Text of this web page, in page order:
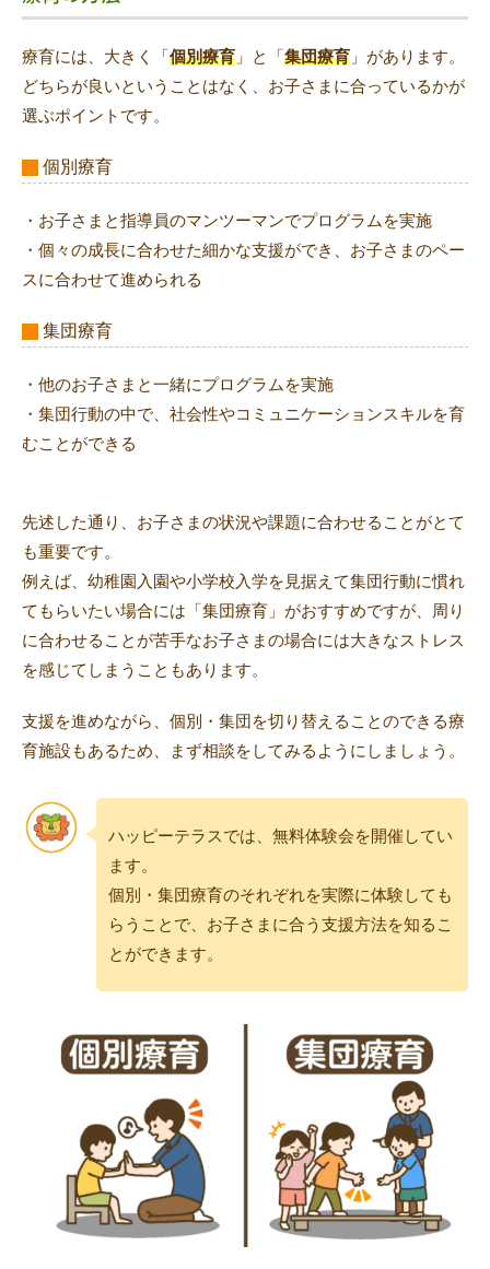
療育には、大きく「個別療育 」と「集団療育 」があります。
どちらが良いということはなく、お子さまに合っているかが
選ぶポイントです。
個別療育
・お子さまと指導員のマンツーマンでプログラムを実施
・個々の成長に合わせた細かな支援ができ、お子さまのペー
スに合わせて進められる
集団療育
・他のお子さまと一緒にプログラムを実施
・集団行動の中で、社会性やコミュニケーションスキルを育
むことができる
先述した通り、お子さまの状況や課題に合わせることがとて
も重要です。
例えば、幼稚園入園や小学校入学を見据えて集団行動に慣れ
てもらいたい場合には「集団療育」がおすすめですが、周り
に合わせることが苦手なお子さまの場合には大きなストレス
を感じてしまうこともあります。
支援を進めながら、個別・集団を切り替えることのできる療
育施設もあるため、まず相談をしてみるようにしましょう。
ハッピーテラスでは、無料体験会を開催してい
ます。
個別・集団療育のそれぞれを実際に体験しても
らうことで、お子さまに合う支援方法を知るこ
とができます。